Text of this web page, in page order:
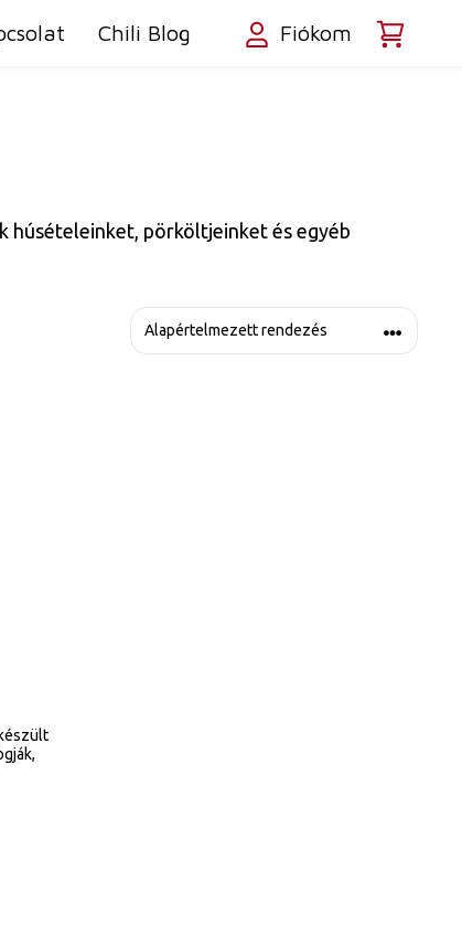
Chili Blog Fiókom
húsételeinket, pörköltjeinket és egyéb